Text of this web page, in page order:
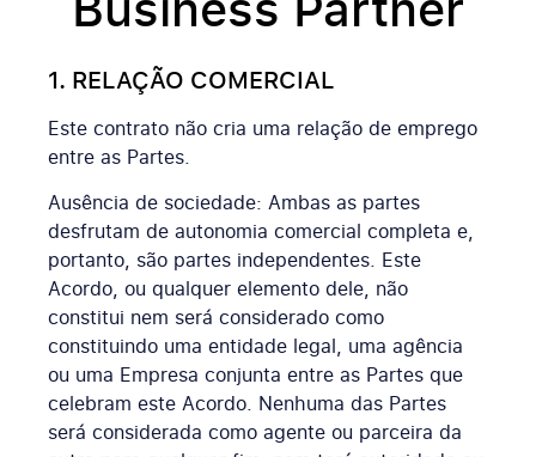
1. RELAÇÃO COMERCIAL
Este contrato não cria uma relação de emprego
entre as Partes.
Ausência de sociedade: Ambas as partes
desfrutam de autonomia comercial completa e,
portanto, são partes independentes. Este
Acordo, ou qualquer elemento dele, não
constitui nem será considerado como
constituindo uma entidade legal, uma agência
ou uma Empresa conjunta entre as Partes que
celebram este Acordo. Nenhuma das Partes
será considerada como agente ou parceira da